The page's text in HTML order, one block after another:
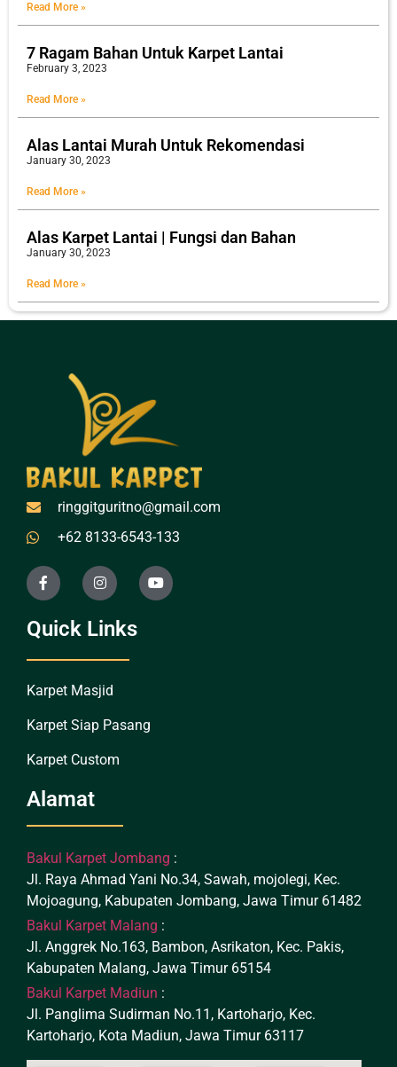
Read More »
7 Ragam Bahan Untuk Karpet Lantai
February 3, 2023
Read More »
Alas Lantai Murah Untuk Rekomendasi
January 30, 2023
Read More »
Alas Karpet Lantai | Fungsi dan Bahan
January 30, 2023
Read More »
ringgitguritno@gmail.com
+62 8133-6543-133
Quick Links
Karpet Masjid
Karpet Siap Pasang
Karpet Custom
Alamat
Bakul Karpet Jombang :
Jl. Raya Ahmad Yani No.34, Sawah, mojolegi, Kec.
Mojoagung, Kabupaten Jombang, Jawa Timur 61482
Bakul Karpet Malang :
Jl. Anggrek No.163, Bambon, Asrikaton, Kec. Pakis,
Kabupaten Malang, Jawa Timur 65154
Bakul Karpet Madiun :
Jl. Panglima Sudirman No.11, Kartoharjo, Kec.
Kartoharjo, Kota Madiun, Jawa Timur 63117